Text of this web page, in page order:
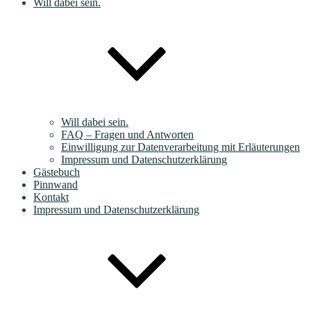
Will dabei sein.
Will dabei sein.
FAQ – Fragen und Antworten
Einwilligung zur Datenverarbeitung mit Erläuterungen
Impressum und Datenschutzerklärung
Gästebuch
Pinnwand
Kontakt
Impressum und Datenschutzerklärung